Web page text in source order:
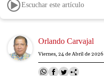
Escuchar este artículo
Image Orlando Carvajal
Viernes, 24 de Abril de 2026